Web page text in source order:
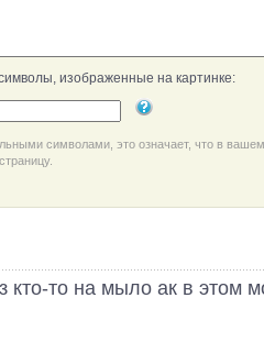
изображенные на картинке:
символами, это означает, что в
кто-то на мыло ак в этом